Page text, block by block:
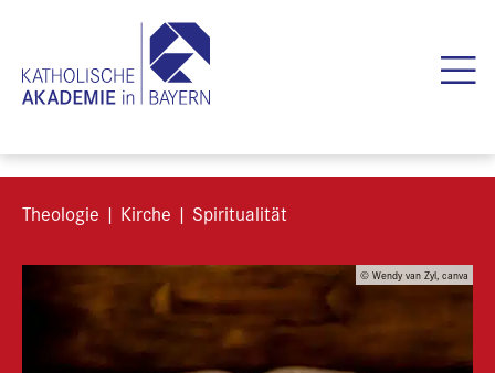
Theologie | Kirche | Spiritualität
© Wendy van Zyl, canva